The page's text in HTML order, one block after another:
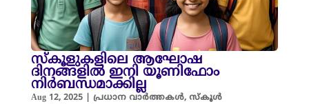
സ്‌കൂളുകളിലെ ആഘോഷ
ദിനങ്ങളിൽ ഇനി യൂണിഫോം
നിർബന്ധമാക്കില്ല
Aug 12, 2025| പ്രധാന വാർത്തകൾ, സ്കൂൾ